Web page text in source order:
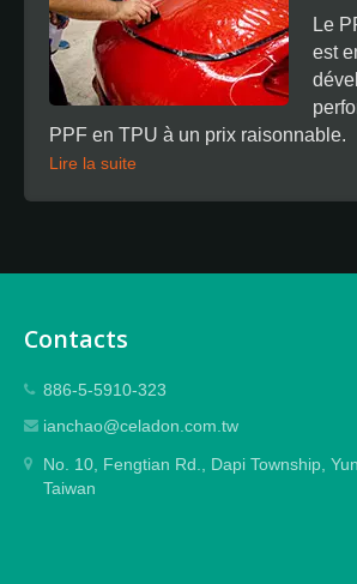
Le
est
PPF en TPU à un prix raisonnable.
Lire la suite
Contacts
886-5-5910-323
ianchao@celadon.com.tw
No. 10, Fengtian Rd., Dapi Township,
Taiwan